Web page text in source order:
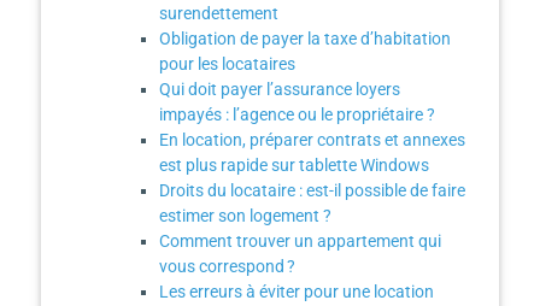
surendettement
Obligation de payer la taxe d’habitation
pour les locataires
Qui doit payer l’assurance loyers
impayés : l’agence ou le propriétaire ?
En location, préparer contrats et annexes
est plus rapide sur tablette Windows
Droits du locataire : est-il possible de faire
estimer son logement ?
Comment trouver un appartement qui
vous correspond ?
Les erreurs à éviter pour une location